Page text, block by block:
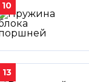
10
13